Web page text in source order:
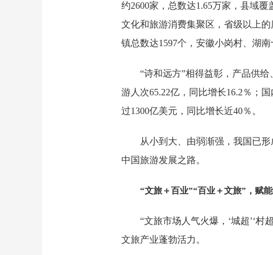
约2600家，总数达1.65万家，县域
文化和旅游消费集聚区，省级以上
镇总数达1597个，安徽小岗村、湖
“诗和远方”相得益彰，产品供
游人次65.22亿，同比增长16.2％；
过1300亿美元，同比增长近40％。
从小到大、由弱渐强，我国已
中国旅游发展之路。
“文旅＋百业”“百业＋文旅”，赋
“文旅市场人气火爆，‘城超’‘
文旅产业蓬勃活力。